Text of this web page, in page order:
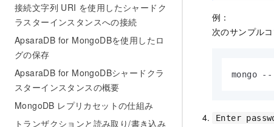
接続文字列 URI を使用したシャードク
ラスターインスタンスへの接続
ApsaraDB for MongoDBを使用したロ
グの保存
ApsaraDB for MongoDBシャードクラ
スターインスタンスの概要
MongoDB レプリカセットの仕組み
トランザクションと読み取り/書き込み
例：
次のサンプル
mongo
Enter